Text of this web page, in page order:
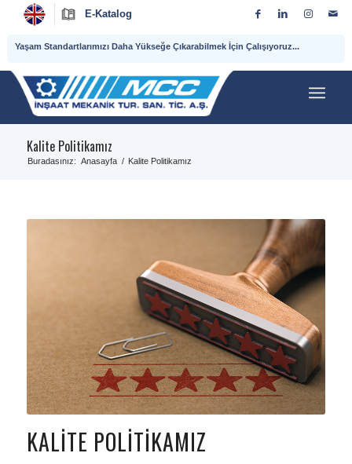
E-Katalog
Yaşam Standartlarımızı Daha Yükseğe Çıkarabilmek İçin Çalışıyoruz...
Kalite Politikamız
Buradasınız: Anasayfa / Kalite Politikamız
KALİTE POLİTİKAMIZ